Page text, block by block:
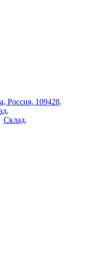
Россия, 109428.
.
Склад.